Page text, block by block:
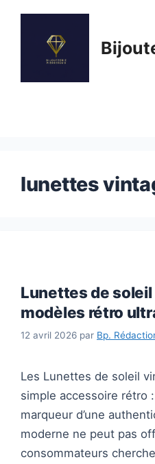
lunettes
Lunettes de soleil
modèles rétro
12 avril 2026 par Bp.
Les Lunettes de soleil
simple accessoire rétro
marqueur d’une
moderne ne peut pas
consommateurs